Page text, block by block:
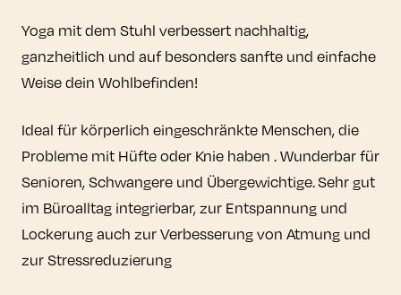
Yoga mit dem Stuhl verbessert nachhaltig,
ganzheitlich und auf besonders sanfte und einfache
Weise dein Wohlbefinden!
Ideal für körperlich eingeschränkte Menschen, die
Probleme mit Hüfte oder Knie haben . Wunderbar für
Senioren, Schwangere und Übergewichtige. Sehr gut
im Büroalltag integrierbar, zur Entspannung und
Lockerung auch zur Verbesserung von Atmung und
zur Stressreduzierung